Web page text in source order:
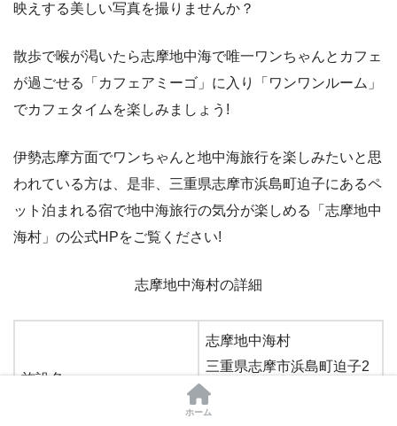
映えする美しい写真を撮りませんか？
散歩で喉が渇いたら志摩地中海で唯一ワンちゃんとカフェ
が過ごせる「カフェアミーゴ」に入り「ワンワンルーム」
でカフェタイムを楽しみましょう!
伊勢志摩方面でワンちゃんと地中海旅行を楽しみたいと思
われている方は、是非、三重県志摩市浜島町迫子にあるペ
ット泊まれる宿で地中海旅行の気分が楽しめる「志摩地中
海村」の公式HPをご覧ください!
志摩地中海村の詳細
施設名
志摩地中海村
三重県志摩市浜島町迫子2
619番地1
TEL: 0599-52-1336
ホーム